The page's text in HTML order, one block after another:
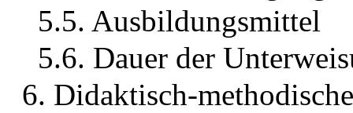
5.5. Ausbildungsmittel
5.6. Dauer der
6. Didaktisch-